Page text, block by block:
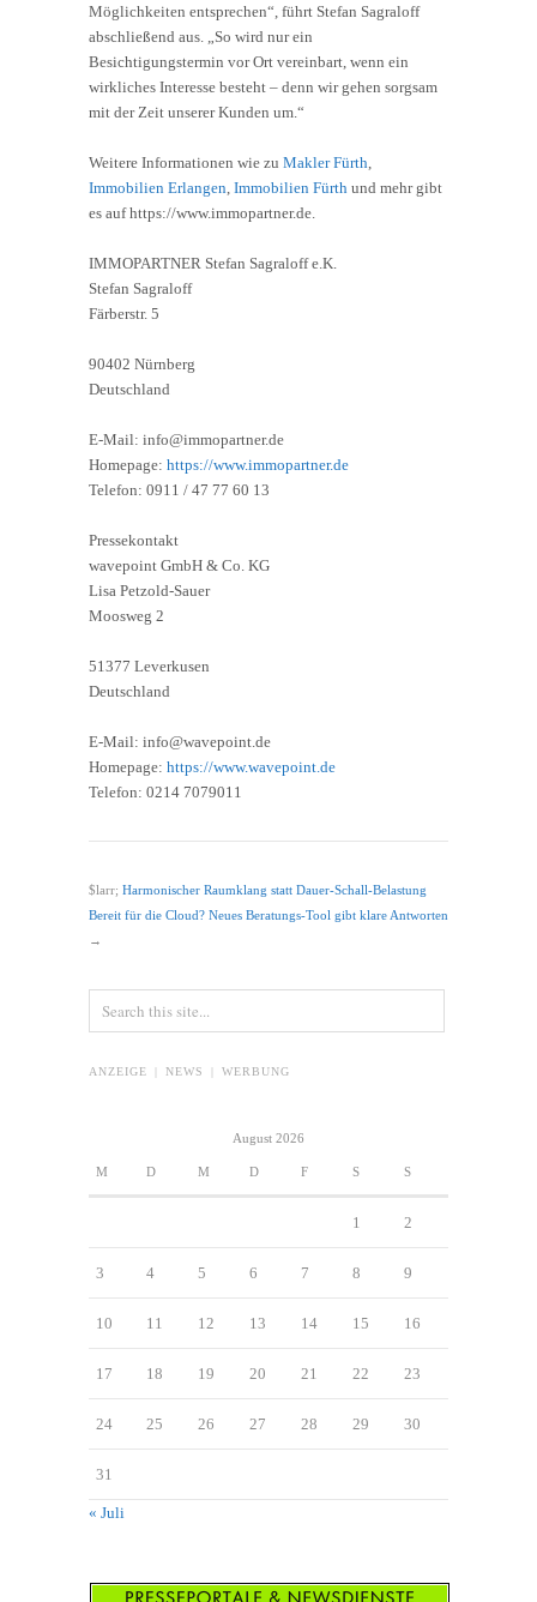
Möglichkeiten entsprechen“, führt Stefan Sagraloff
abschließend aus. „So wird nur ein
Besichtigungstermin vor Ort vereinbart, wenn ein
wirkliches Interesse besteht – denn wir gehen sorgsam
mit der Zeit unserer Kunden um.“
Weitere Informationen wie zu Makler Fürth
Immobilien Erlangen Immobilien Fürth und mehr gibt
es auf https://www.immopartner.de.
IMMOPARTNER Stefan Sagraloff e.K.
Stefan Sagraloff
Färberstr. 5
90402 Nürnberg
Deutschland
E-Mail: info@immopartner.de
Homepage: https://www.immopartner.de
Telefon: 0911 / 47 77 60 13
Pressekontakt
wavepoint GmbH & Co. KG
Lisa Petzold-Sauer
Moosweg 2
51377 Leverkusen
Deutschland
E-Mail: info@wavepoint.de
Homepage: https://www.wavepoint.de
Telefon: 0214 7079011
$larr; Harmonischer Raumklang statt Dauer-Schall-Belastung
Bereit für die Cloud? Neues Beratungs-Tool gibt klare Antworten
→
ANZEIGE | NEWS | WERBUNG
August 2026
M D M D F S S
1 2
3 4 5 6 7 8 9
10 11 12 13 14 15 16
17 18 19 20 21 22 23
24 25 26 27 28 29 30
31
« Juli